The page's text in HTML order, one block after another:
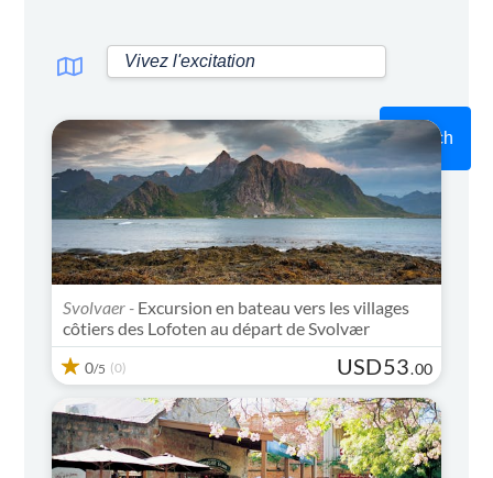
Search
Svolvaer - Excursion en bateau vers les villages
côtiers des Lofoten au départ de Svolvær
0/5 (0) USD53.00